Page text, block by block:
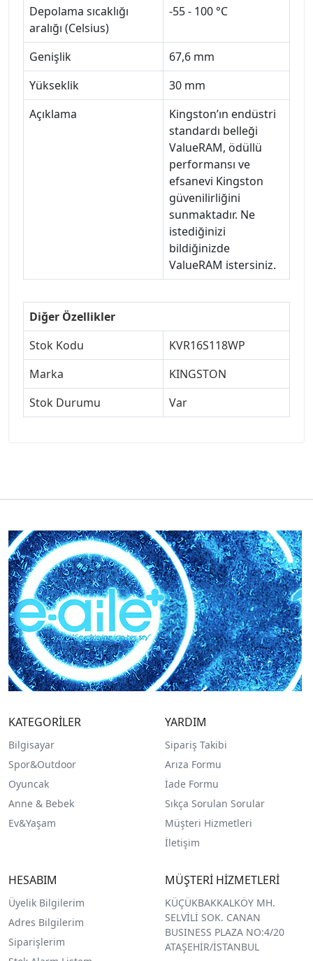
Depolama sıcaklığı
aralığı (Celsius)
-55 - 100 °C
Genişlik
67,6 mm
Yükseklik
30 mm
Açıklama
Kingston’ın endüstri
standardı belleği
ValueRAM, ödüllü
performansı ve
efsanevi Kingston
güvenilirliğini
sunmaktadır. Ne
istediğinizi
bildiğinizde
ValueRAM istersiniz.
Diğer Özellikler
Stok Kodu
KVR16S118WP
Marka
KINGSTON
Stok Durumu
Var
KATEGORİLER
Bilgisayar
Spor&Outdoor
Oyuncak
Anne & Bebek
Ev&Yaşam
YARDIM
Sipariş Takibi
Arıza Formu
İade Formu
Sıkça Sorulan Sorular
Müşteri Hizmetleri
İletişim
HESABIM
Üyelik Bilgilerim
Adres Bilgilerim
Siparişlerim
MÜŞTERİ HİZMETLERİ
KÜÇÜKBAKKALKÖY MH.
SELVİLİ SOK. CANAN
BUSINESS PLAZA NO:4/20
ATAŞEHİR/İSTANBUL